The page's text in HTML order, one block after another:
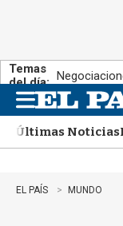
Temas
del día:
n
uÚltimas Noticias
EL PAÍS MUNDO